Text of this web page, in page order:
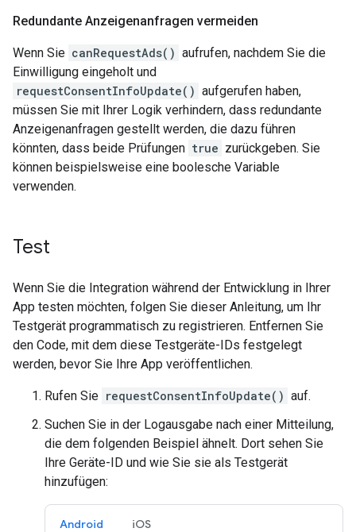
Redundante Anzeigenanfragen vermeiden
Wenn Sie canRequestAds() aufrufen, nachdem Sie die
Einwilligung eingeholt und
requestConsentInfoUpdate() aufgerufen haben,
müssen Sie mit Ihrer Logik verhindern, dass redundante
Anzeigenanfragen gestellt werden, die dazu führen
könnten, dass beide Prüfungen true zurückgeben. Sie
können beispielsweise eine boolesche Variable
verwenden.
Test
Wenn Sie die Integration während der Entwicklung in Ihrer
App testen möchten, folgen Sie dieser Anleitung, um Ihr
Testgerät programmatisch zu registrieren. Entfernen Sie
den Code, mit dem diese Testgeräte-IDs festgelegt
werden, bevor Sie Ihre App veröffentlichen.
Rufen Sie requestConsentInfoUpdate() auf.
Suchen Sie in der Logausgabe nach einer Mitteilung,
die dem folgenden Beispiel ähnelt. Dort sehen Sie
Ihre Geräte-ID und wie Sie sie als Testgerät
hinzufügen:
Android iOS